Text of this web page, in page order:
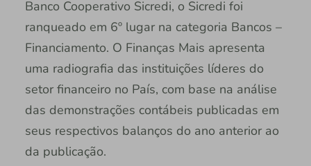
Banco Cooperativo Sicredi, o Sicredi foi
ranqueado em 6º lugar na categoria Bancos –
Financiamento. O Finanças Mais apresenta
uma radiografia das instituições líderes do
setor financeiro no País, com base na análise
das demonstrações contábeis publicadas em
seus respectivos balanços do ano anterior ao
da publicação.